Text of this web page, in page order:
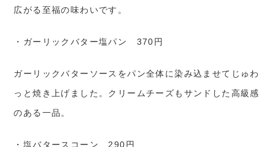
広がる至福の味わいです。
・ガーリックバター塩パン 370円
ガーリックバターソースをパン全体に染み込ませてじゅわ
っと焼き上げました。クリームチーズもサンドした高級感
のある一品。
・塩バタースコーン 290円